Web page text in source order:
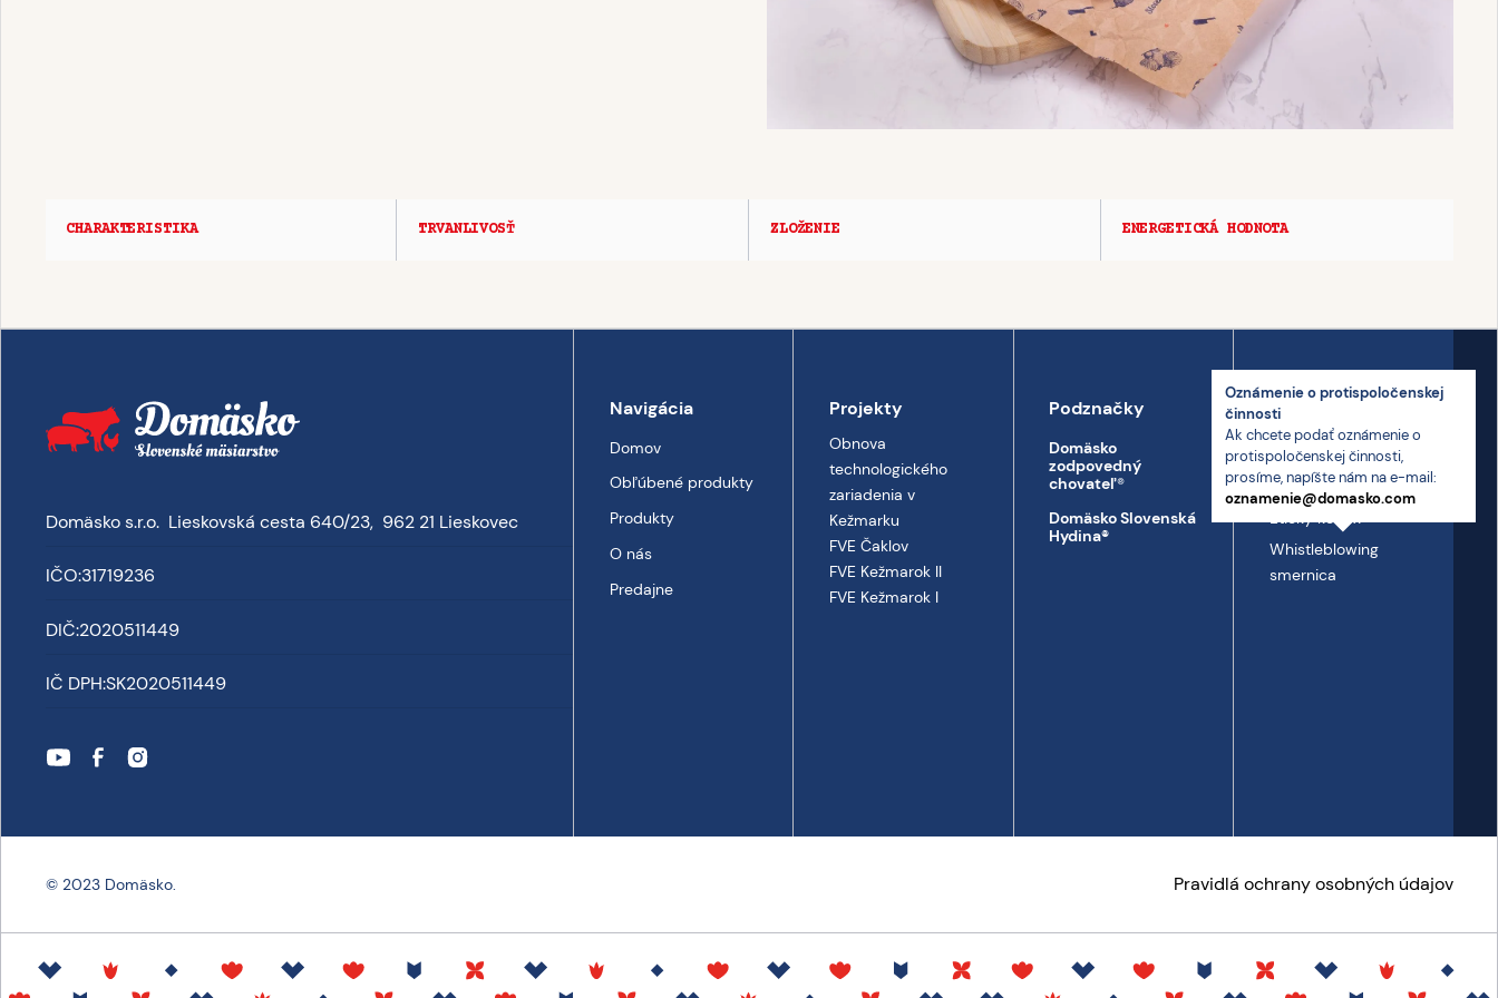
CHARAKTERISTIKA TRVANLIVOSŤ ZLOŽENIE ENERGETICKÁ HODNOTA
Domäsko s.r.o. Lieskovská cesta 640/23, 962 21 Lieskovec
IČO:31719236
DIČ:2020511449
IČ DPH:SK2020511449
Navigácia
Domov
Obľúbené produkty
Produkty
O nás
Predajne
Projekty
Obnova
technologického
zariadenia v
Kežmarku
FVE Čaklov
FVE Kežmarok II
FVE Kežmarok I
Podznačky
Domäsko
zodpovedný
chovateľ®
Domäsko Slovenská
Hydina®
Kontakt
Kontakt
Prepravný poriadok
Etický kódex
Oznámenie o proti­spoločenskej
činnosti
Ak chcete podať oznámenie o
proti­spoločenskej činnosti,
prosíme, napíšte nám na e-mail:
oznamenie@domasko.com
Whistleblowing
smernica
© 2023 Domäsko. Pravidlá ochrany osobných údajov